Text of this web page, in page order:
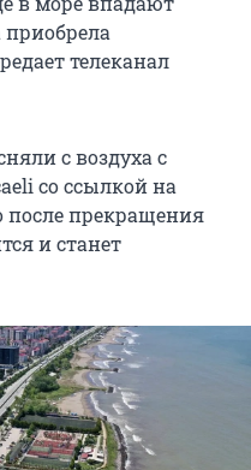
приобрела
телеканал
с воздуха с
со ссылкой на
после прекращения
и станет